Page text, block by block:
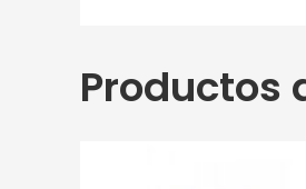
Productos